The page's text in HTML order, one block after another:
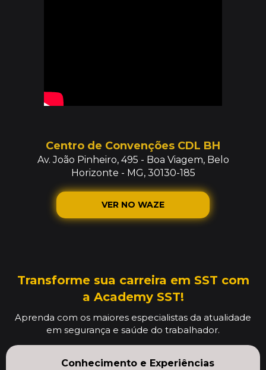
Centro de Convenções CDL BH
Av. João Pinheiro, 495 - Boa Viagem, Belo
Horizonte - MG, 30130-185
VER NO WAZE
Transforme sua carreira em SST com
a Academy SST!
Aprenda com os maiores especialistas da atualidade
em segurança e saúde do trabalhador.
Conhecimento e Experiências